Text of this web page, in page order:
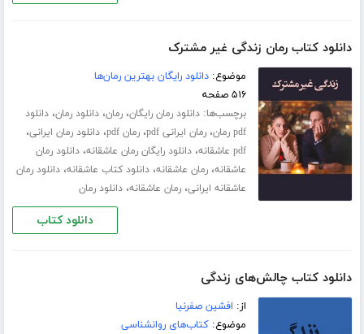
دانلود کتاب رمان زندگی غیر مشترک
موضوع:دانلود رایگان بهترین رمان‌ها
۵۱۶ صفحه
برچسب‌ها:دانلود رمان رایگان،رمان،دانلود رمان،دانلود
pdf رمان
،رمان ایرانی pdf ،رمان pdf ،دانلود رمان ایرانی،
pdf عاشقانه ،دانلود رایگان رمان عاشقانه،دانلود رمان
عاشقانه،رمان عاشقانه،دانلود کتاب عاشقانه،دانلود رمان
عاشقانه ایرانی،رمان عاشقانه،دانلود رمان
دانلود کتاب
دانلود کتاب چالش‌های زندگی
از: افشین صفرنیا
موضوع:کتاب‌های روانشناسی